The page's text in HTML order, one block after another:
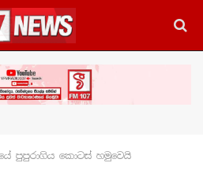
පුපුරාගිය කොටස් හමුවෙයි